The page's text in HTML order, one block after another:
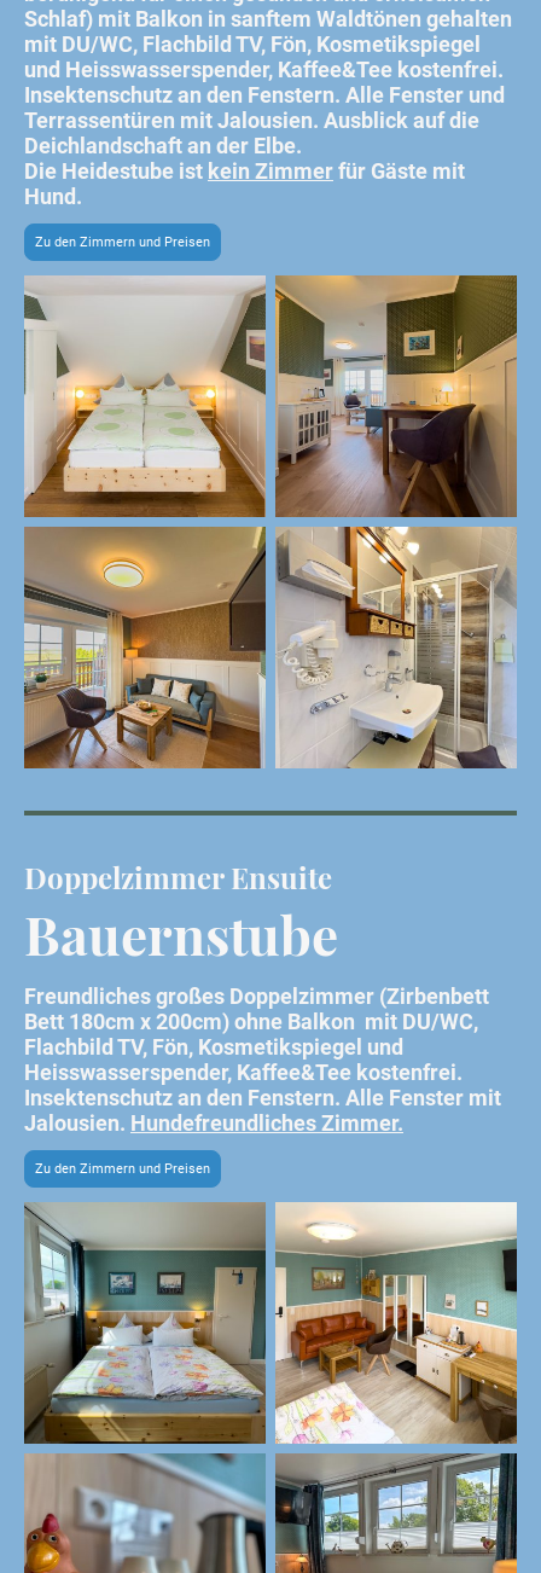
Schlaf) mit Balkon in sanftem Waldtönen gehalten
mit DU/WC, Flachbild TV, Fön, Kosmetikspiegel
und Heisswasserspender, Kaffee&Tee kostenfrei.
Insektenschutz an den Fenstern. Alle Fenster und
Terrassentüren mit Jalousien. Ausblick auf die
Deichlandschaft an der Elbe.
Die Heidestube ist kein Zimmerfür Gäste mit
Hund.
Zu den Zimmern und Preisen
Doppelzimmer Ensuite
Bauernstube
Freundliches großes Doppelzimmer (Zirbenbett
Bett 180cm x 200cm) ohne Balkon mit DU/WC,
Flachbild TV, Fön, Kosmetikspiegel und
Heisswasserspender, Kaffee&Tee kostenfrei.
Insektenschutz an den Fenstern. Alle Fenster mit
Jalousien. Hundefreundliches Zimmer.
Zu den Zimmern und Preisen